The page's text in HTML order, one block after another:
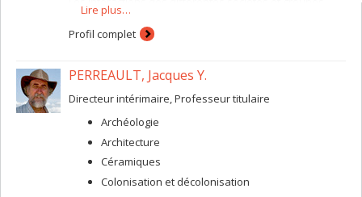
culturels au sein du bassin méditerranéen
Lire plus…
Profil complet
PERREAULT, Jacques Y.
Directeur intérimaire, Professeur titulaire
Archéologie
Architecture
Céramiques
Colonisation et décolonisation